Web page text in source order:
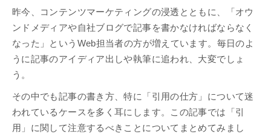
昨今、コンテンツマーケティングの浸透とともに、「オウ
ンドメディアや自社ブログで記事を書かなければならなく
なった」というWeb担当者の方が増えています。毎日のよ
うに記事のアイディア出しや執筆に追われ、大変でしょ
う。
その中でも記事の書き方、特に「引用の仕方」について迷
われているケースを多く耳にします。この記事では「引
用」に関して注意するべきことについてまとめてみまし